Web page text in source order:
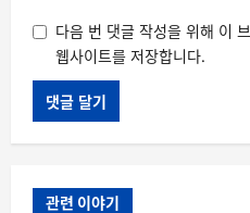
다음 번 댓글 작성을 위해 이
웹사이트를 저장합니다.
관련 이야기